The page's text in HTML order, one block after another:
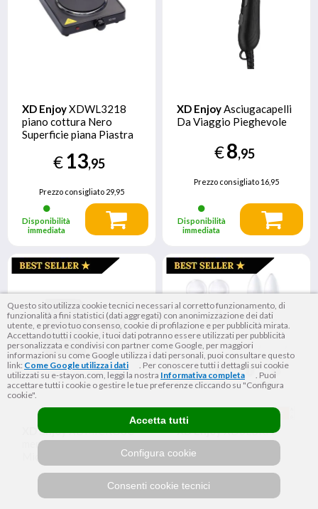
XD EnjoyXDWL3218
piano cottura Nero
Superficie piana Piastra
€13,95
Prezzo consigliato29,95
Disponibilità
immediata
XD EnjoyAsciugacapelli
Da Viaggio Pieghevole
€8,95
Prezzo consigliato 16,95
Disponibilità
immediata
XD EnjoyXDMICRO8C
memoria flash 128 GB
MicroSDHC Classe 10
XD EnjoyXD8LBKIT
lampada LED Bianco
caldo 2700 K F
Questo sito utilizza cookie tecnici necessari al corretto funzionamento, di
funzionalità a fini statistici (dati aggregati) con anonimizzazione dei dati
utente, e previo tuo consenso, cookie di profilazione e per pubblicità mirata.
Accettando tutti i cookie, i tuoi dati potranno essere utilizzati per pubblicità
personalizzata e condivisi con partner come Google, per maggiori
informazioni su come Google utilizza i dati personali, puoi consultare questo
link: Come Google utilizza i dati
. Per conoscere tutti i dettagli sui cookie
utilizzati su e-stayon.com, leggi la nostra Informativa completa
. Puoi
accettare tutti i cookie o gestire le tue preferenze cliccando su "Configura
cookie".
Consenti cookie tecnici
Configura cookie
Accetta tutti